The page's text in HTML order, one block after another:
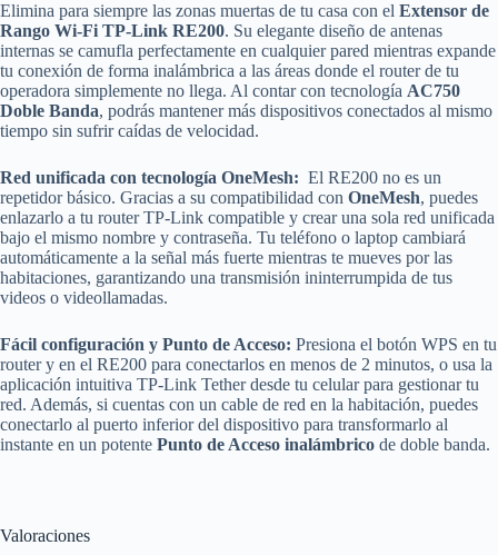
Elimina para siempre las zonas muertas de tu casa con el Extensor de
Rango Wi-Fi TP-Link RE200. Su elegante diseño de antenas
internas se camufla perfectamente en cualquier pared mientras expande
tu conexión de forma inalámbrica a las áreas donde el router de tu
operadora simplemente no llega. Al contar con tecnología AC750
Doble Banda, podrás mantener más dispositivos conectados al mismo
tiempo sin sufrir caídas de velocidad.
Red unificada con tecnología OneMesh: El RE200 no es un
repetidor básico. Gracias a su compatibilidad con OneMesh, puedes
enlazarlo a tu router TP-Link compatible y crear una sola red unificada
bajo el mismo nombre y contraseña. Tu teléfono o laptop cambiará
automáticamente a la señal más fuerte mientras te mueves por las
habitaciones, garantizando una transmisión ininterrumpida de tus
videos o videollamadas.
Fácil configuración y Punto de Acceso: Presiona el botón WPS en tu
router y en el RE200 para conectarlos en menos de 2 minutos, o usa la
aplicación intuitiva TP-Link Tether desde tu celular para gestionar tu
red. Además, si cuentas con un cable de red en la habitación, puedes
conectarlo al puerto inferior del dispositivo para transformarlo al
instante en un potente Punto de Acceso inalámbrico de doble banda.
Valoraciones